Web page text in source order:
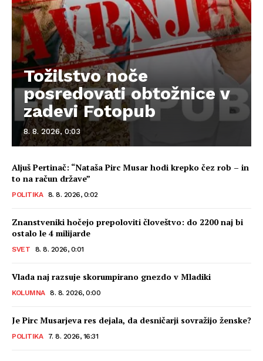
Tožilstvo noče
posredovati obtožnice v
zadevi Fotopub
8. 8. 2026, 0:03
Aljuš Pertinač: “Nataša Pirc Musar hodi krepko čez rob – in
to na račun države”
POLITIKA 8. 8. 2026, 0:02
Znanstveniki hočejo prepoloviti človeštvo: do 2200 naj bi
ostalo le 4 milijarde
SVET 8. 8. 2026, 0:01
Vlada naj razsuje skorumpirano gnezdo v Mladiki
KOLUMNA 8. 8. 2026, 0:00
Je Pirc Musarjeva res dejala, da desničarji sovražijo ženske?
POLITIKA 7. 8. 2026, 16:31